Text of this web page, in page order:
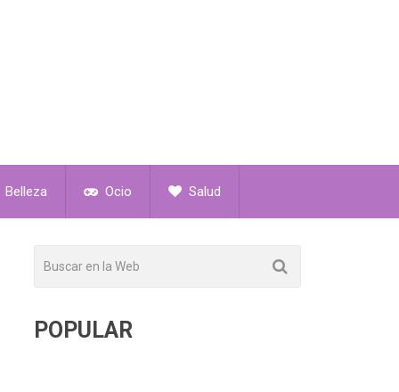
Belleza Ocio Salud
POPULAR